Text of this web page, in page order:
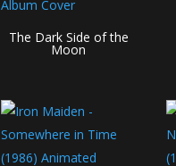
The Dark Side of the
Moon